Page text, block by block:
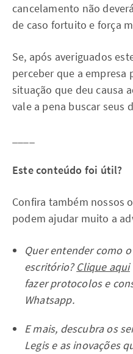
cancelamento não
de caso fortuito e força
Se, após averiguados
perceber que a empresa
situação que deu causa
vale a pena buscar seus
Este conteúdo foi útil?
Confira também nossos
podem ajudar muito a
Quer entender como
escritório?Clique aqui
fazer protocolos e
Whatsapp.
E mais, descubra os
Legis e as inovações